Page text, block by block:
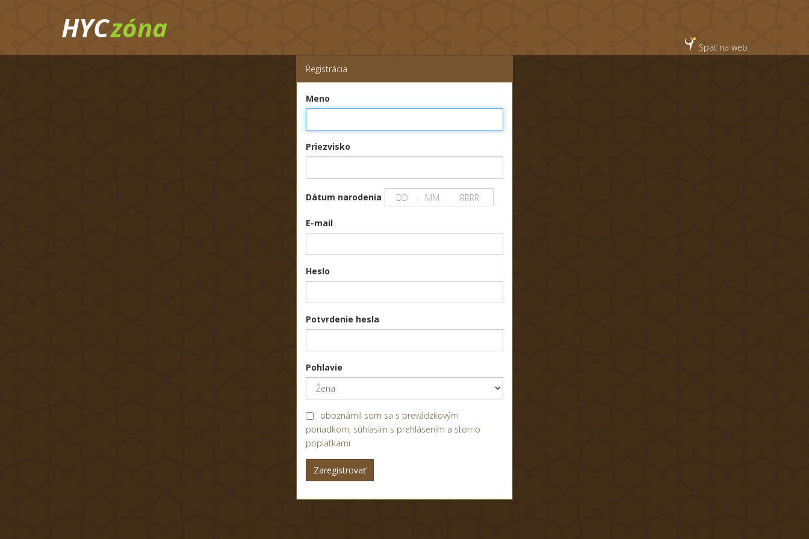
HYCzóna
Späť na web
Registrácia
Meno
Priezvisko
Dátum narodenia
E-mail
Heslo
Potvrdenie hesla
Pohlavie
oboznámil som sa s prevádzkovým
poriadkom, súhlasím s prehlásením a storno
poplatkami